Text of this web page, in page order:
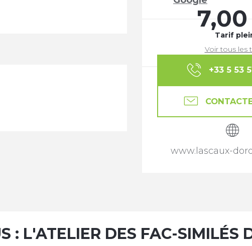
Tarif
Voir tous les
+33 5 53
www.lascaux-
: L'ATELIER DES FAC-SIMILÉS